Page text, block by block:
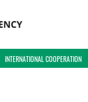
INTERNATIONAL COOPERATION